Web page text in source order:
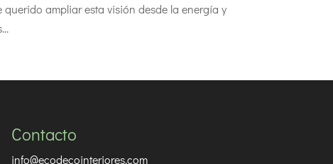
ampliar esta visión desde la energía y
Contacto
info@ecodecointeriores.com